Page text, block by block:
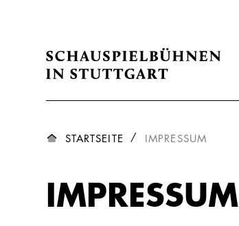
STARTSEITE IMPRESSUM
IMPRESSUM